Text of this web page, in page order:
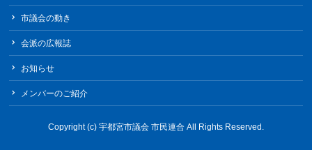
市議会の動き
会派の広報誌
お知らせ
メンバーのご紹介
Copyright (c) 宇都宮市議会 市民連合 All Rights Reserved.